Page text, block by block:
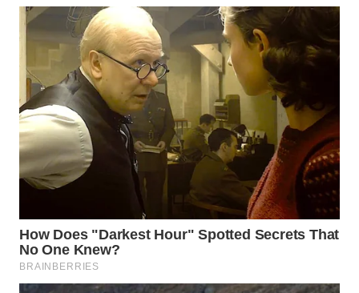
TANGERANG
WN
BINJAI
WN
CIREBON
WN
KUNINGAN